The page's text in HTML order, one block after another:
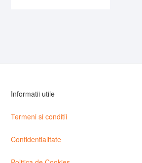
Informatii utile
Termeni si conditii
Confidentialitate